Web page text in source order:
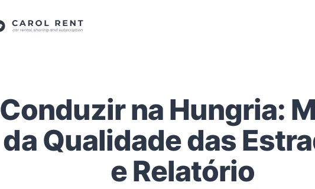
Conduzir na Hungria:
da Qualidade das
e Relatório